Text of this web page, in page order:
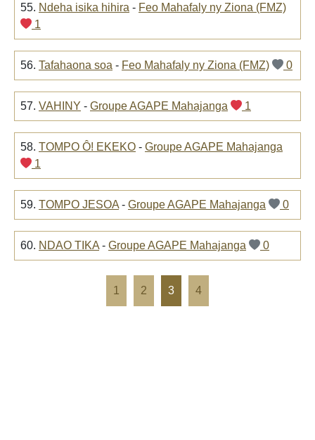
55. Ndeha isika hihira - Feo Mahafaly ny Ziona (FMZ)
1
56. Tafahaona soa - Feo Mahafaly ny Ziona (FMZ) 0
57. VAHINY - Groupe AGAPE Mahajanga 1
58. TOMPO Ô! EKEKO - Groupe AGAPE Mahajanga
1
59. TOMPO JESOA - Groupe AGAPE Mahajanga 0
60. NDAO TIKA - Groupe AGAPE Mahajanga 0
1 2 3 4